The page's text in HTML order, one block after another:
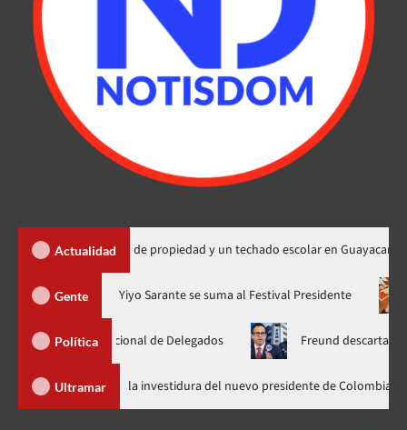
Actualidad
450 títulos de propiedad y un techado escolar en Guayacanal
Gente
nuevo horario Yiyo Sarante se suma al Festival
Política
Nacional de Delegados Freund descarta Secretaría
Ultramar
Abinader llega a Cali para asistir a la investidura del nuevo presidente de